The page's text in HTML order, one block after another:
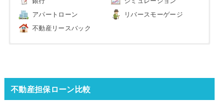
銀行 シミュレーション
アパートローン リバースモーゲージ
不動産リースバック
不動産担保ローン比較